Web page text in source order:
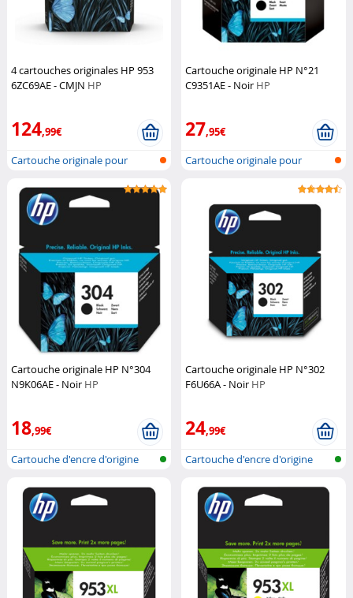
4 cartouches originales HP 953
6ZC69AE - CMJN HP
124,99€
Cartouche originale pour
Cartouche originale HP N°21
C9351AE - Noir HP
27,95€
Cartouche originale pour
Cartouche originale HP N°304
N9K06AE - Noir HP
18,99€
Cartouche d'encre d'origine
Cartouche originale HP N°302
F6U66A - Noir HP
24,99€
Cartouche d'encre d'origine